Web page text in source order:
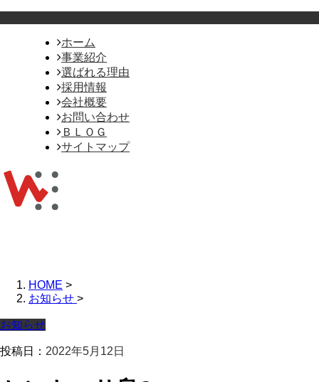
ホーム
事業紹介
選ばれる理由
採用情報
会社概要
お問い合わせ
ＢＬＯＧ
サイトマップ
HOME >
お知らせ >
お知らせ
投稿日： 2022年5月12日